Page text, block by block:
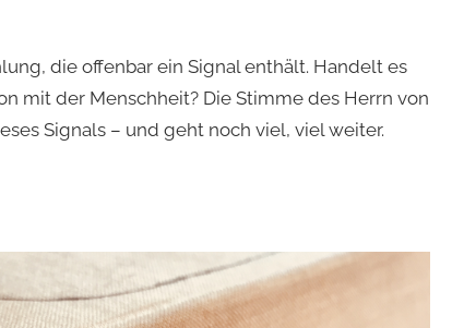
die offenbar ein Signal enthält. Handelt es
mit der Menschheit? Die Stimme des Herrn von
Signals – und geht noch viel, viel weiter.